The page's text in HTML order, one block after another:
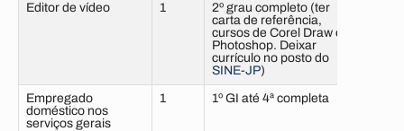
Editor de vídeo 1
2º grau completo (ter
carta de referência,
cursos de Corel Draw e
Photoshop. Deixar
currículo no posto do
SINE-JP)
Empregado
doméstico nos
serviços gerais
1 1º GI até 4ª completa